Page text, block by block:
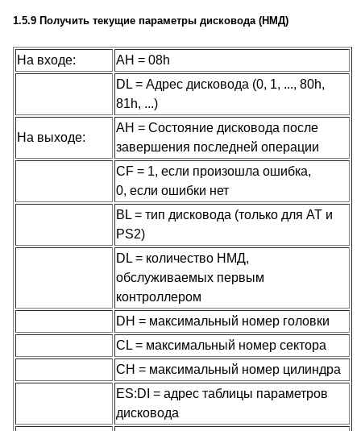
1.5.9 Получить текущие параметры дисковода (НМД)
На входе:
AH = 08h
DL = Адрес дисковода (0, 1, ..., 80h,
81h, ...)
На выходе:
AH = Состояние дисковода после
завершения последней операции
CF = 1, если произошла ошибка,
0, если ошибки нет
BL = тип дисковода (только для AT и
PS2)
DL = количество НМД,
обслуживаемых первым
контроллером
DH = максимальный номер головки
CL = максимальный номер сектора
CH = максимальный номер цилиндра
ES:DI = адрес таблицы параметров
дисковода